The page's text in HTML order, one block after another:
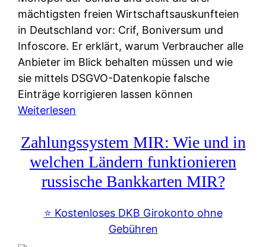
mächtigsten freien Wirtschaftsauskunfteien
in Deutschland vor: Crif, Boniversum und
Infoscore. Er erklärt, warum Verbraucher alle
Anbieter im Blick behalten müssen und wie
sie mittels DSGVO-Datenkopie falsche
Einträge korrigieren lassen können
Weiterlesen
c
h
u
f
-
Zahlungssystem MIR: Wie und in
welchen Ländern funktionieren
russische Bankkarten MIR?
⭐️ Kostenloses DKB Girokonto ohne
Gebühren